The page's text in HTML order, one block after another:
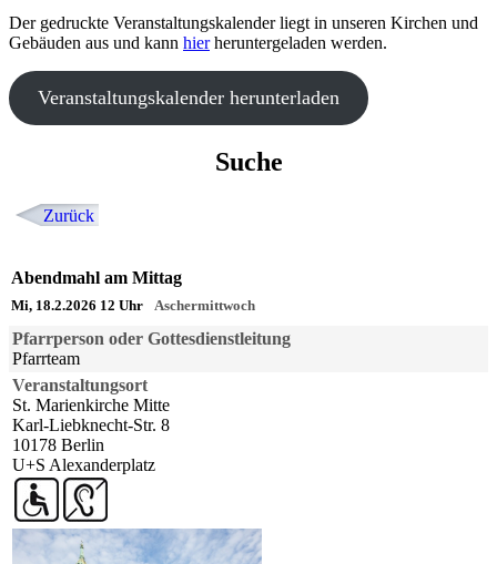
Der gedruckte Veranstaltungskalender liegt in unseren Kirchen und
Gebäuden aus und kann hierheruntergeladen werden.
Veranstaltungskalender herunterladen
Suche
Zurück
Abendmahl am Mittag
Mi, 18.2.2026 12 Uhr Aschermittwoch
Pfarrperson oder Gottesdienstleitung
Pfarrteam
Veranstaltungsort
St. Marienkirche Mitte
Karl-Liebknecht-Str. 8
10178 Berlin
U+S Alexanderplatz